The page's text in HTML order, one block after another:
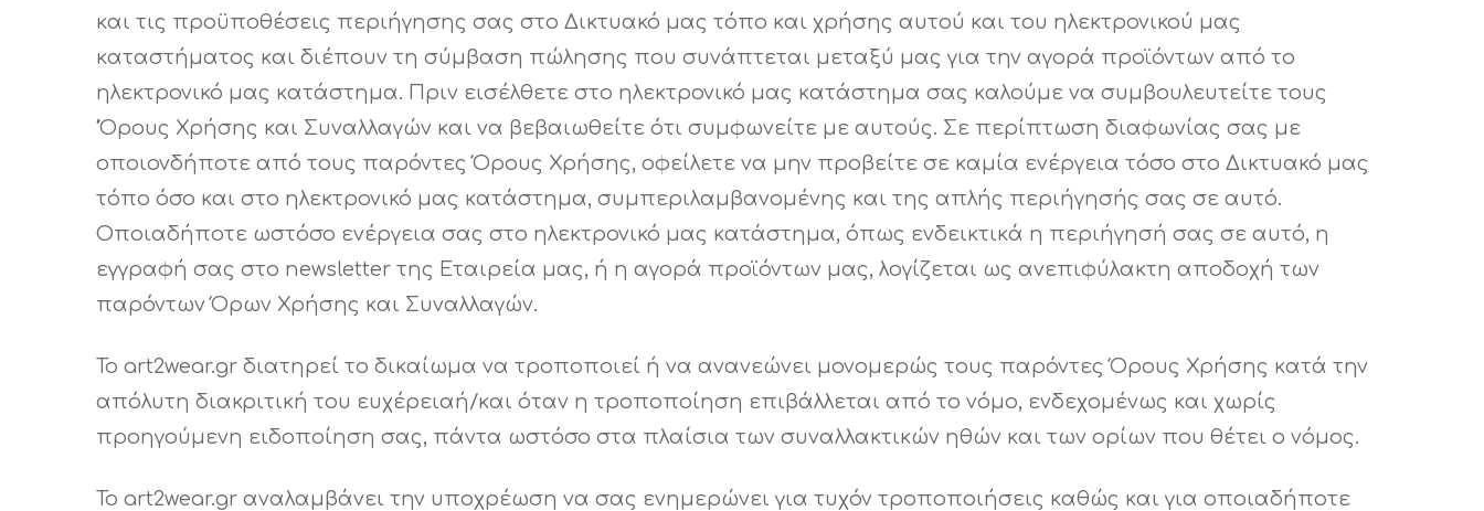
και τις προϋποθέσεις περιήγησης σας στο Δικτυακό μας τόπο και χρήσης αυτού και του ηλεκτρονικού μας
καταστήματος και διέπουν τη σύμβαση πώλησης που συνάπτεται μεταξύ μας για την αγορά προϊόντων από το
ηλεκτρονικό μας κατάστημα. Πριν εισέλθετε στο ηλεκτρονικό μας κατάστημα σας καλούμε να συμβουλευτείτε τους
‘Όρους Χρήσης και Συναλλαγών και να βεβαιωθείτε ότι συμφωνείτε με αυτούς. Σε περίπτωση διαφωνίας σας με
οποιονδήποτε από τους παρόντες Όρους Χρήσης, οφείλετε να μην προβείτε σε καμία ενέργεια τόσο στο Δικτυακό μας
τόπο όσο και στο ηλεκτρονικό μας κατάστημα, συμπεριλαμβανομένης και της απλής περιήγησής σας σε αυτό.
Οποιαδήποτε ωστόσο ενέργεια σας στο ηλεκτρονικό μας κατάστημα, όπως ενδεικτικά η περιήγησή σας σε αυτό, η
εγγραφή σας στο newsletter της Εταιρεία μας, ή η αγορά προϊόντων μας, λογίζεται ως ανεπιφύλακτη αποδοχή των
παρόντων Όρων Χρήσης και Συναλλαγών.
Το art2wear.gr διατηρεί το δικαίωμα να τροποποιεί ή να ανανεώνει μονομερώς τους παρόντες Όρους Χρήσης κατά την
απόλυτη διακριτική του ευχέρειαή/και όταν η τροποποίηση επιβάλλεται από το νόμο, ενδεχομένως και χωρίς
προηγούμενη ειδοποίηση σας, πάντα ωστόσο στα πλαίσια των συναλλακτικών ηθών και των ορίων που θέτει ο νόμος.
Το art2wear.gr αναλαμβάνει την υποχρέωση να σας ενημερώνει για τυχόν τροποποιήσεις καθώς και για οποιαδήποτε